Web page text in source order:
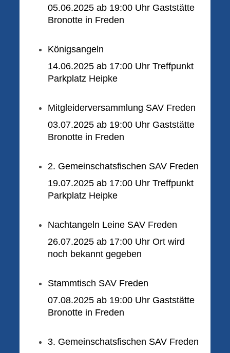
05.06.2025 ab 19:00 Uhr Gaststätte
Bronotte in Freden
Königsangeln
14.06.2025 ab 17:00 Uhr Treffpunkt
Parkplatz Heipke
Mitgleiderversammlung SAV Freden
03.07.2025 ab 19:00 Uhr Gaststätte
Bronotte in Freden
2. Gemeinschatsfischen SAV Freden
19.07.2025 ab 17:00 Uhr Treffpunkt
Parkplatz Heipke
Nachtangeln Leine SAV Freden
26.07.2025 ab 17:00 Uhr Ort wird
noch bekannt gegeben
Stammtisch SAV Freden
07.08.2025 ab 19:00 Uhr Gaststätte
Bronotte in Freden
3. Gemeinschatsfischen SAV Freden